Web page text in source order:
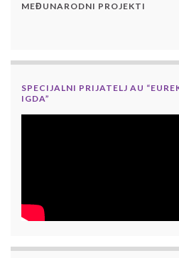
MEĐUNARODNI PROJEKTI
SPECIJALNI PRIJATELJ AU
IGDA”